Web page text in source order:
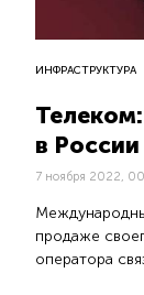
ИНФРАСТРУКТУРА
в России
7 ноября 2022,
продаже
оператора